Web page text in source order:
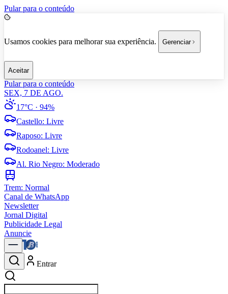
Pular para o conteúdo
Usamos cookies para melhorar sua experiência. Gerenciar
Aceitar
Pular para o conteúdo
SEX, 7 DE AGO.
17°C · 94%
Castello: Livre
Raposo: Livre
Rodoanel: Livre
Al. Rio Negro: Moderado
Trem: Normal
Canal de WhatsApp
Newsletter
Jornal Digital
Publicidade Legal
Anuncie
Entrar